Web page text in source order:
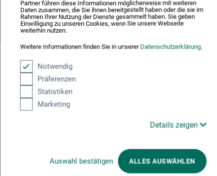
Partner führen diese Informationen möglicherweise mit weiteren
Daten zusammen, die Sie ihnen bereitgestellt haben oder die sie im
Rahmen Ihrer Nutzung der Dienste gesammelt haben. Sie geben
Einwilligung zu unseren Cookies, wenn Sie unsere Webseite
weiterhin nutzen.
Weitere Informationen finden Sie in unserer Datenschutzerklärung.
Notwendig
Präferenzen
Statistiken
Marketing
Details zeigen
Auswahl bestätigen ALLES AUSWÄHLEN
Kursgebühr
149 €
Material bitte entsprechend der Materialliste
Teilnehmerzahl.
bekannter realistischer Maler | seit 1980 spezialisiert
auf die Techniken der Alten Meister (17. Jhrdt) |
zahlreiche Ausstellungen in den Niederlanden,